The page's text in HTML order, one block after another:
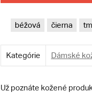
béžová čierna
Kategórie Dámské
Už poznáte kožené